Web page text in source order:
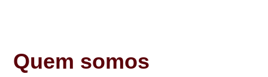
Quem somos